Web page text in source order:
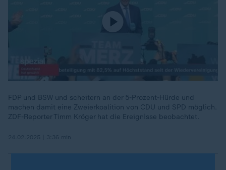
FDP und BSW und scheitern an der 5-Prozent-Hürde und
machen damit eine Zweierkoalition von CDU und SPD möglich.
ZDF-Reporter Timm Kröger hat die Ereignisse beobachtet.